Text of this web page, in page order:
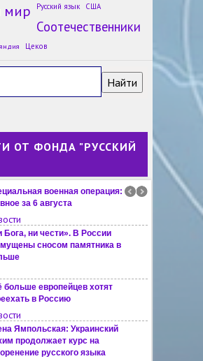
мир Русский язык США
Соотечественники
Цеков
ОТ ФОНДА "РУССКИЙ
наследие
фестиваля
в Японии не говорят о
в МИД РФ
отметил Алексей
военная операция:
за 6 августа
Бога, ни чести». В России
сносом памятника в
больше европейцев хотят
в Россию
Ямпольская: Украинский
продолжает курс на
русского языка